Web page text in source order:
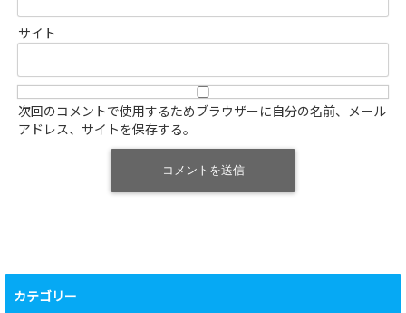
サイト
次回のコメントで使用するためブラウザーに自分の名前、メール
アドレス、サイトを保存する。
カテゴリー